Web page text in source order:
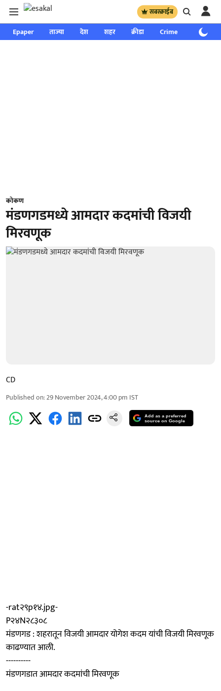
सबस्क्राईब
Epaper ताज्या देश शहर क्रीडा Crime साप्ताहिक
कोकण
मंडणगडमध्ये आमदार कदमांची विजयी
मिरवणूक
CD
Published on:29 November 2024, 4:00 pm IST
Add as a preferred
source on Google
-rat२९p१४.jpg-
P२४N२८३०८
मंडणगड : शहरातून विजयी आमदार योगेश कदम यांची विजयी मिरवणूक
काढण्यात आली.
----------
मंडणगडात आमदार कदमांची मिरवणूक